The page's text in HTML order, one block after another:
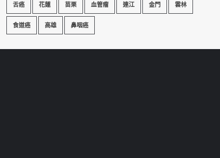
舌癌 花蓮 苗栗 血管瘤 連江 金門 雲林
食道癌 高雄 鼻咽癌